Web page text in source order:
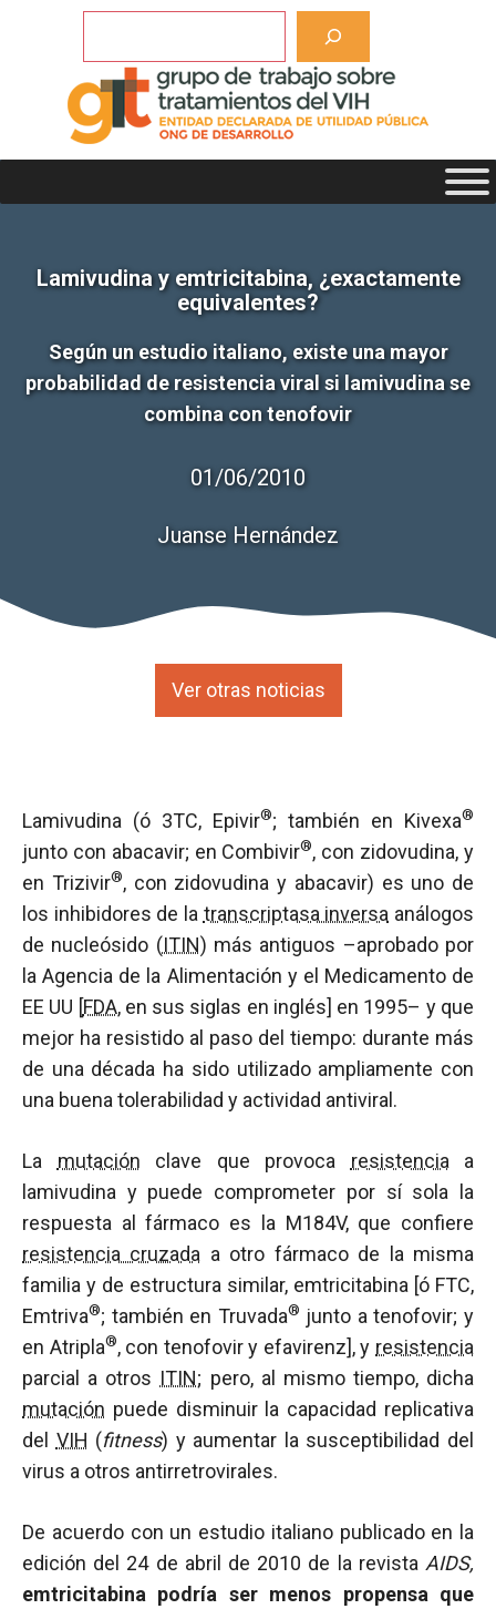
Lamivudina y emtricitabina, ¿exactamente
equivalentes?
Según un estudio italiano, existe una mayor
probabilidad de resistencia viral si lamivudina se
combina con tenofovir
01/06/2010
Juanse Hernández
Ver otras noticias
Lamivudina (ó 3TC, Epivir®; también en Kivexa®
junto con abacavir; en Combivir®, con zidovudina, y
en Trizivir®, con zidovudina y abacavir) es uno de
los inhibidores de la transcriptasa inversa análogos
de nucleósido (ITIN) más antiguos –aprobado por
la Agencia de la Alimentación y el Medicamento de
EE UU [FDA, en sus siglas en inglés] en 1995– y que
mejor ha resistido al paso del tiempo: durante más
de una década ha sido utilizado ampliamente con
una buena tolerabilidad y actividad antiviral.
La mutación clave que provoca resistencia a
lamivudina y puede comprometer por sí sola la
respuesta al fármaco es la M184V, que confiere
resistencia cruzada a otro fármaco de la misma
familia y de estructura similar, emtricitabina [ó FTC,
Emtriva®; también en Truvada® junto a tenofovir; y
en Atripla®, con tenofovir y efavirenz], y resistencia
parcial a otros ITIN; pero, al mismo tiempo, dicha
mutación puede disminuir la capacidad replicativa
del VIH (fitness) y aumentar la susceptibilidad del
virus a otros antirretrovirales.
De acuerdo con un estudio italiano publicado en la
edición del 24 de abril de 2010 de la revista AIDS,
emtricitabina podría ser menos propensa que